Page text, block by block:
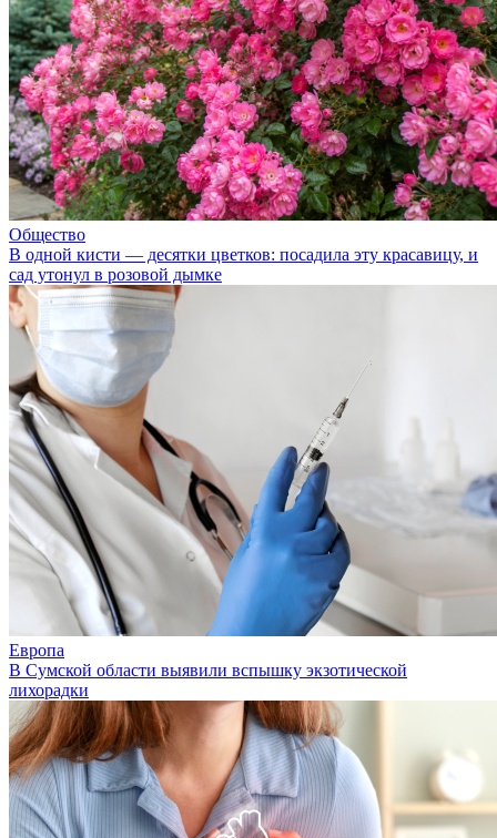
Общество
В одной кисти — десятки цветков: посадила эту красавицу, и
сад утонул в розовой дымке
Европа
В Сумской области выявили вспышку экзотической
лихорадки